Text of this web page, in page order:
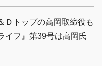
Ｄトップの高岡取締役も
イフ』第39号は高岡氏